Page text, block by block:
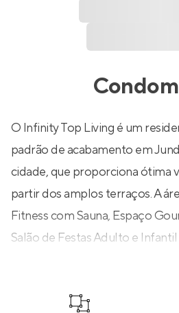
O Infinity Top Living é um
padrão de acabamento em
cidade, que proporciona ótima
partir dos amplos terraços. A
Fitness com Sauna, Espaço
Salão de Festas Adulto e